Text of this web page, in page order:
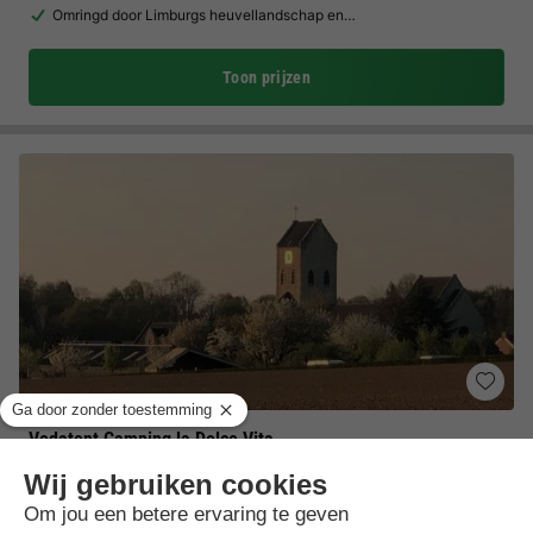
Omringd door Limburgs heuvellandschap en…
Toon prijzen
Vodatent Camping la Dolce Vita
9.5 Uitstekend